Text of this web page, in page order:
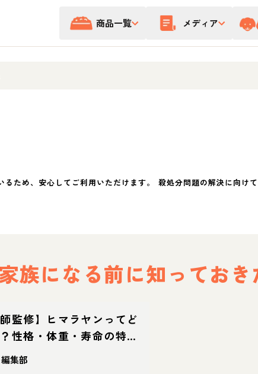
商品一覧 メディア
ため、安心してご利用いただけます。 殺処分問題の解決に向け
族になる前に知っておき
師監修】ヒマラヤンってど
性格・体重・寿命の特
方
集部